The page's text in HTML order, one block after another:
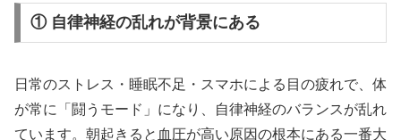
① 自律神経の乱れが背景にある
日常のストレス・睡眠不足・スマホによる目の疲れで、体
が常に「闘うモード」になり、自律神経のバランスが乱れ
ています。朝起きると血圧が高い原因の根本にある一番大